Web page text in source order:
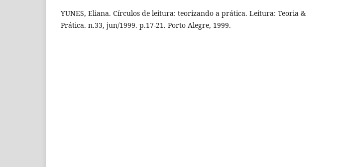
YUNES, Eliana. Círculos de leitura: teorizando a prática. Leitura: Teoria &
Prática. n.33, jun/1999. p.17-21. Porto Alegre, 1999.